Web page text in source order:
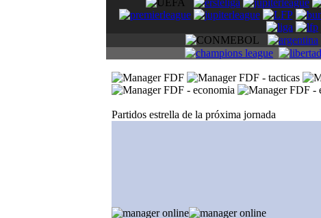
Partidos estrella de la próxima jornada